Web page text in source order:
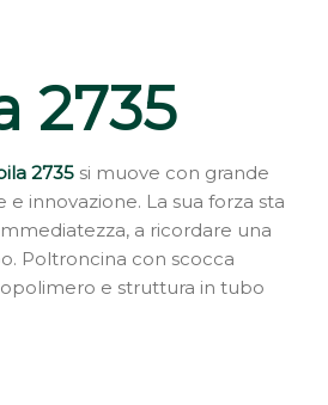
2735
2735si muove con grande
e innovazione. La sua forza sta
a ricordare una
Poltroncina con scocca
e struttura in tubo